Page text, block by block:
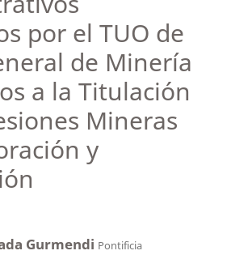
por el TUO de
de Minería
a la Titulación
Mineras
y
Gurmendi Pontificia